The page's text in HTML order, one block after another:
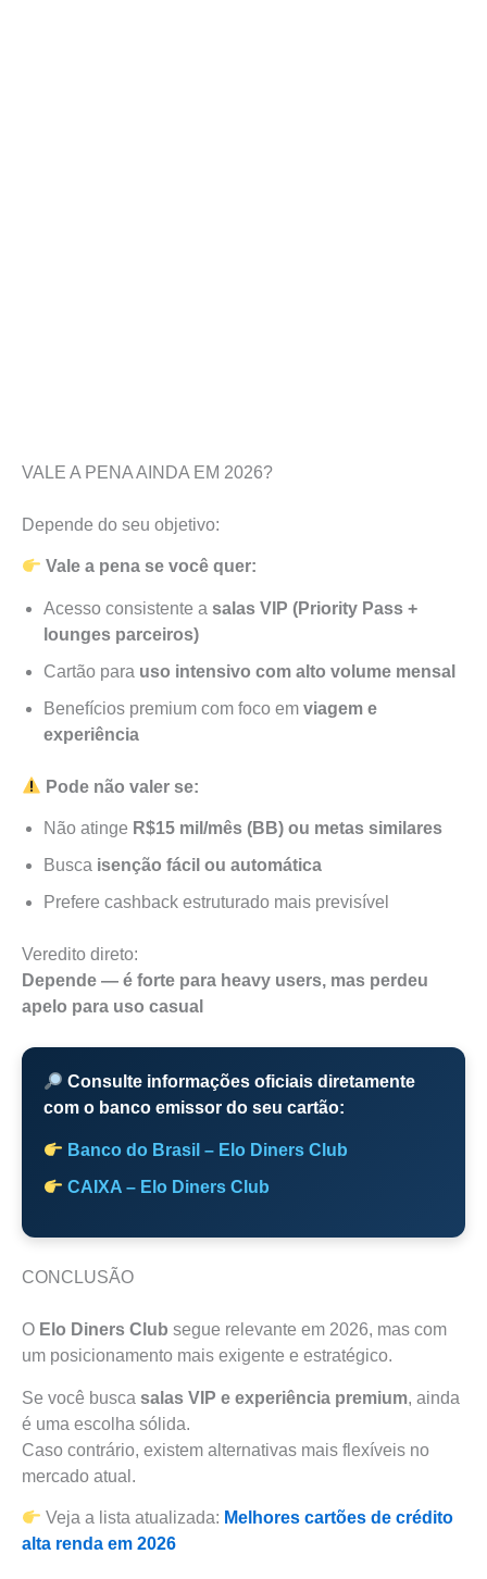
VALE A PENA AINDA EM 2026?
Depende do seu objetivo:
Vale a pena se você quer:
Acesso consistente a salas VIP (Priority Pass +
lounges parceiros)
Cartão para uso intensivo com alto volume mensal
Benefícios premium com foco em viagem e
experiência
Pode não valer se:
Não atinge R$15 mil/mês (BB) ou metas similares
Busca isenção fácil ou automática
Prefere cashback estruturado mais previsível
Veredito direto:
Depende — é forte para heavy users, mas perdeu
apelo para uso casual
Consulte informações oficiais diretamente
com o banco emissor do seu cartão:
Banco do Brasil – Elo Diners Club
CAIXA – Elo Diners Club
CONCLUSÃO
O Elo Diners Club segue relevante em 2026, mas com
um posicionamento mais exigente e estratégico.
Se você busca salas VIP e experiência premium, ainda
é uma escolha sólida.
Caso contrário, existem alternativas mais flexíveis no
mercado atual.
Veja a lista atualizada: Melhores cartões de crédito
alta renda em 2026